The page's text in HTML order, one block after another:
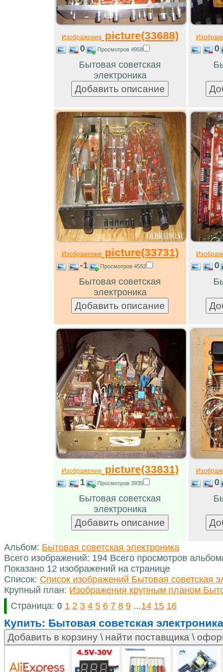
Изображение picture(33688)
0 Просмотров 4958
Бытовая советская
электроника
0
Изображение picture(33731)
-1 Просмотров 4552
Бытовая советская
электроника
0
Изображение picture(33831)
1 Просмотров 3935
Бытовая советская
электроника
0
Альбом: Бытовая советская электроника
Всего изображений: 194 Всего просмотров
Показано 12 изображений на странице
Список: Список изображений Бытовая советская
Крупный план: Изображения крупным планом
Страница: 0 1 2 3 4 5 6 7 8 9 ...14 15 16
Купить: Бытовая советская электроника